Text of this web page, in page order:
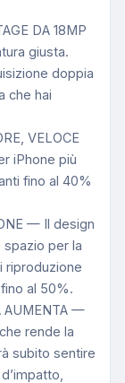
DA 18MP
giusta.
doppia
che hai
VELOCE
iPhone più
fino al 40%
— Il design
per la
riproduzione
al 50%.
AUMENTA —
rende la
subito sentire